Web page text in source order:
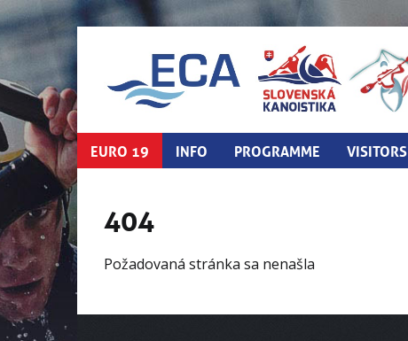
EURO 19 INFO PROGRAMME VISITORS
404
Požadovaná stránka sa nenašla